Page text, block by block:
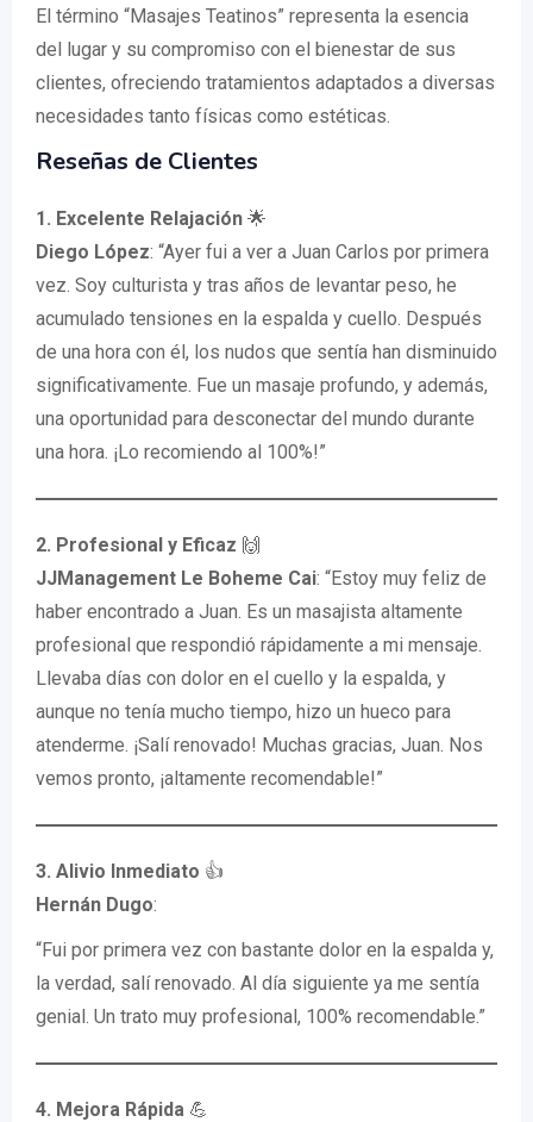
El término “Masajes Teatinos” representa la esencia
del lugar y su compromiso con el bienestar de sus
clientes, ofreciendo tratamientos adaptados a diversas
necesidades tanto físicas como estéticas.
Reseñas de Clientes
1. Excelente Relajación 🌟
Diego López: “Ayer fui a ver a Juan Carlos por primera
vez. Soy culturista y tras años de levantar peso, he
acumulado tensiones en la espalda y cuello. Después
de una hora con él, los nudos que sentía han disminuido
significativamente. Fue un masaje profundo, y además,
una oportunidad para desconectar del mundo durante
una hora. ¡Lo recomiendo al 100%!”
2. Profesional y Eficaz 🙌
JJManagement Le Boheme Cai: “Estoy muy feliz de
haber encontrado a Juan. Es un masajista altamente
profesional que respondió rápidamente a mi mensaje.
Llevaba días con dolor en el cuello y la espalda, y
aunque no tenía mucho tiempo, hizo un hueco para
atenderme. ¡Salí renovado! Muchas gracias, Juan. Nos
vemos pronto, ¡altamente recomendable!”
3. Alivio Inmediato 👍
Hernán Dugo:
“Fui por primera vez con bastante dolor en la espalda y,
la verdad, salí renovado. Al día siguiente ya me sentía
genial. Un trato muy profesional, 100% recomendable.”
4. Mejora Rápida 💪